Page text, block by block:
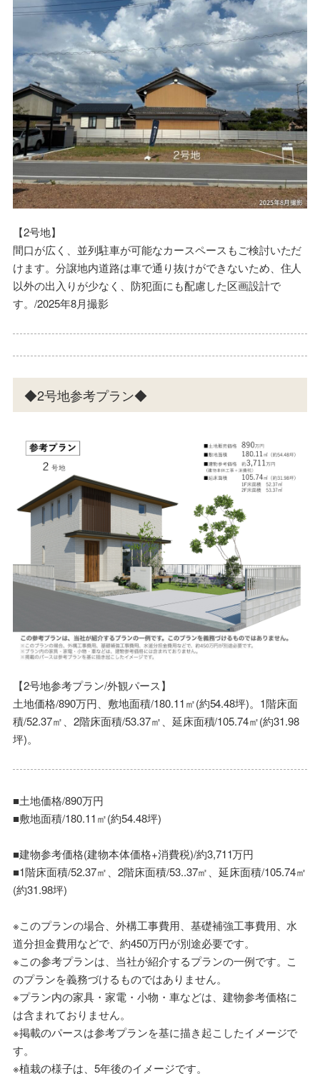
【2号地】
間口が広く、並列駐車が可能なカースペースもご検討いただ
けます。分譲地内道路は車で通り抜けができないため、住人
以外の出入りが少なく、防犯面にも配慮した区画設計で
す。/2025年8月撮影
◆2号地参考プラン◆
【2号地参考プラン/外観パース】
土地価格/890万円、敷地面積/180.11㎡(約54.48坪)。1階床面
積/52.37㎡、2階床面積/53.37㎡、延床面積/105.74㎡(約31.98
坪)。
■土地価格/890万円
■敷地面積/180.11㎡(約54.48坪)
■建物参考価格(建物本体価格+消費税)/約3,711万円
■1階床面積/52.37㎡、2階床面積/53..37㎡、延床面積/105.74㎡
(約31.98坪)
※このプランの場合、外構工事費用、基礎補強工事費用、水
道分担金費用などで、約450万円が別途必要です。
※この参考プランは、当社が紹介するプランの一例です。こ
のプランを義務づけるものではありません。
※プラン内の家具・家電・小物・車などは、建物参考価格に
は含まれておりません。
※掲載のパースは参考プランを基に描き起こしたイメージで
す。
※植栽の様子は、5年後のイメージです。